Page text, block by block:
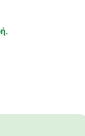
υπόλοιπα αφήστε τα